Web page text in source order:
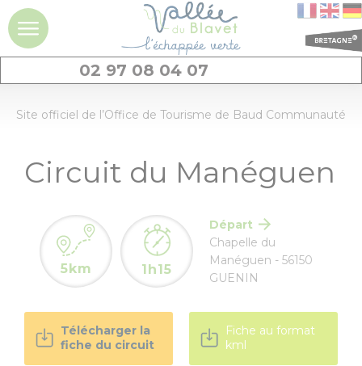
Blavet
expériences à la
journée
Les
Géants de pierres
02 97 08 04 07
Site officiel de l’Office de Tourisme de Baud Communauté
Circuit du Manéguen
5km 1h15
Départ
Chapelle du
Manéguen - 56150
GUENIN
Télécharger la
fiche du circuit
Fiche au format
kml